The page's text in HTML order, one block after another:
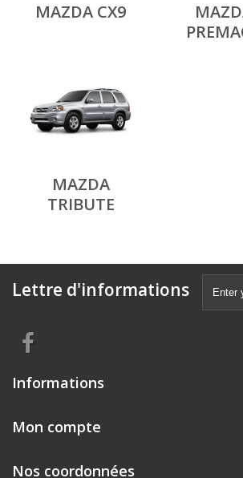
MAZDA CX9
MAZDA
TRIBUTE
Lettre d'informations
Informations
Mon compte
Nos coordonnées